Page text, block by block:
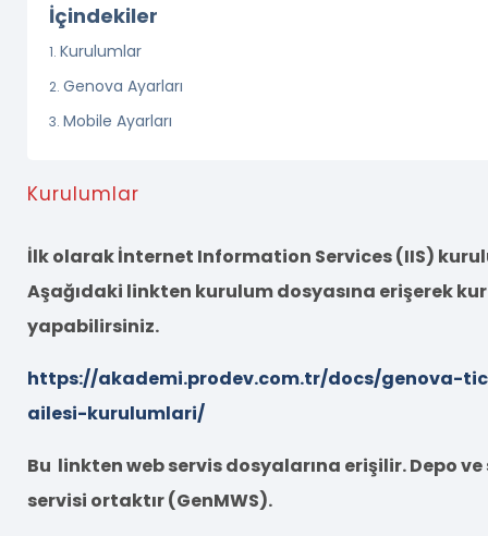
İçindekiler
Kurulumlar
Genova Ayarları
Mobile Ayarları
Kurulumlar
İlk olarak İnternet Information Services (IIS)
Aşağıdaki linkten kurulum dosyasına erişerek
yapabilirsiniz.
https://akademi.prodev.com.tr/docs/genova-
ailesi-kurulumlari/
Bu linkten web servis dosyalarına erişilir. Depo
servisi ortaktır (GenMWS).